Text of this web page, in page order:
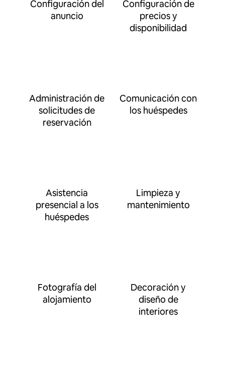
Configuración del
anuncio
Configuración de
precios y
disponibilidad
Administración de
solicitudes de
reservación
Comunicación con
los huéspedes
Asistencia
presencial a los
huéspedes
Limpieza y
mantenimiento
Fotografía del
alojamiento
Decoración y
diseño de
interiores